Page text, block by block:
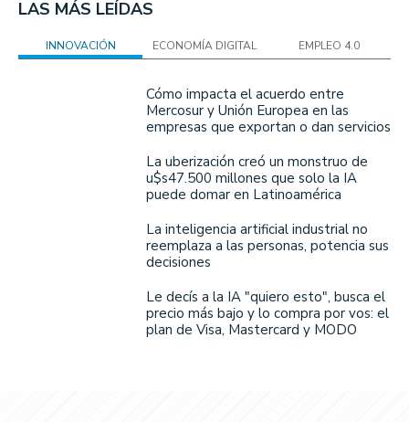
LAS MÁS LEÍDAS
INNOVACIÓN ECONOMÍA DIGITAL EMPLEO 4.0
Cómo impacta el acuerdo entre
Mercosur y Unión Europea en las
empresas que exportan o dan servicios
La uberización creó un monstruo de
u$s47.500 millones que solo la IA
puede domar en Latinoamérica
La inteligencia artificial industrial no
reemplaza a las personas, potencia sus
decisiones
Le decís a la IA "quiero esto", busca el
precio más bajo y lo compra por vos: el
plan de Visa, Mastercard y MODO